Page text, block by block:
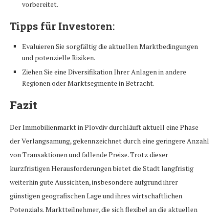
vorbereitet.
Tipps für Investoren:
Evaluieren Sie sorgfältig die aktuellen Marktbedingungen
und potenzielle Risiken.
Ziehen Sie eine Diversifikation Ihrer Anlagen in andere
Regionen oder Marktsegmente in Betracht.
Fazit
Der Immobilienmarkt in Plovdiv durchläuft aktuell eine Phase
der Verlangsamung, gekennzeichnet durch eine geringere Anzahl
von Transaktionen und fallende Preise. Trotz dieser
kurzfristigen Herausforderungen bietet die Stadt langfristig
weiterhin gute Aussichten, insbesondere aufgrund ihrer
günstigen geografischen Lage und ihres wirtschaftlichen
Potenzials. Marktteilnehmer, die sich flexibel an die aktuellen